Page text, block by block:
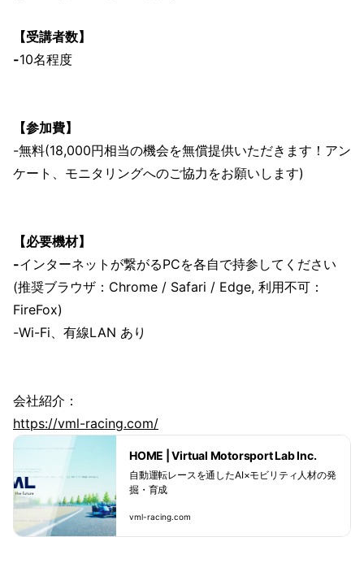
【受講者数】
-10名程度
【参加費】
-無料(18,000円相当の機会を無償提供いただきます！アン
ケート、モニタリングへのご協力をお願いします)
【必要機材】
-インターネットが繋がるPCを各自で持参してください
(推奨ブラウザ：Chrome / Safari / Edge, 利用不可：
FireFox)
-Wi-Fi、有線LAN あり
会社紹介：
https://vml-racing.com/
HOME | Virtual Motorsport Lab Inc.
自動運転レースを通したAI×モビリティ人材の発
掘・育成
vml-racing.com